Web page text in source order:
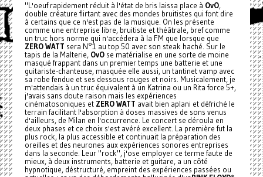
"L'oeuf rapidement réduit à l'état de bris laissa place à OvO,
double créature flirtant avec des mondes bruitistes qui font dire
à certains que ce n'est pas de la musique. On les présente
comme une entreprise libre, bruitiste et théâtrale, bref comme
un truc hors norme qui n'accédera à la FM que lorsque que
ZERO WATT sera N°1 au top 50 avec son steak haché. Sur le
tapis de la Malterie, OvOse matérialise en une sorte de moine
masqué frappant dans un premier temps une batterie et une
guitariste-chanteuse, masquée elle aussi, un tantinet vamp avec
sa robe fendue et ses dessous rouges et noirs. Musicalement, je
m'attendais à un truc équivalent à un Katrina ou un Rita force 5+,
j'avais sans doute raison mais les expériences
cinématosoniques et ZERO WATT avait bien aplani et défriché le
terrain facilitant l'absorption à doses massives de sons venus
d'ailleurs, de Milan en l'occurrence. Le concert se déroula en
deux phases et ce choix s'est avéré excellent. La première fut la
plus rock, la plus accessible et continuait la préparation des
oreilles et des neurones aux expériences sonores entreprises
dans la seconde. Leur "rock", j'ose employer ce terme faute de
mieux, à deux instruments, batterie et guitare, a un côté
hypnotique, déstructuré, empreint des expériences passées ou